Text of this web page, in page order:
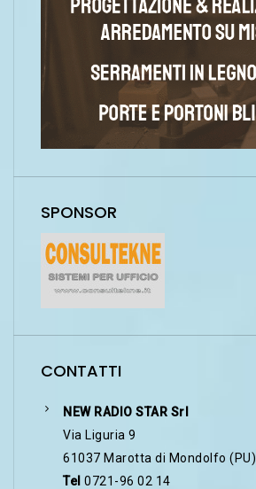
SPONSOR
CONTATTI
NEW RADIO STAR Srl
Via Liguria 9
61037 Marotta di Mondolfo (PU)
Tel 0721-96 02 14